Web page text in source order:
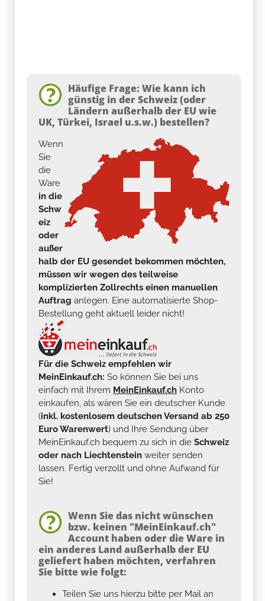
Häufige Frage: Wie kann ich
günstig in der Schweiz (oder
Ländern außerhalb der EU wie
UK, Türkei, Israel u.s.w.) bestellen?
Wenn
Sie
die
Ware
in die
Schw
eiz
oder
außer
halb der EU gesendet bekommen möchten,
müssen wir wegen des teilweise
komplizierten Zollrechts einen manuellen
Auftrag anlegen. Eine automatisierte Shop-
Bestellung geht aktuell leider nicht!
Für die Schweiz empfehlen wir
MeinEinkauf.ch: So können Sie bei uns
einfach mit Ihrem MeinEinkauf.ch Konto
einkaufen, als wären Sie ein deutscher Kunde
(inkl. kostenlosem deutschen Versand ab 250
Euro Warenwert) und Ihre Sendung über
MeinEinkauf.ch bequem zu sich in die Schweiz
oder nach Liechtenstein weiter senden
lassen. Fertig verzollt und ohne Aufwand für
Sie!
Wenn Sie das nicht wünschen
bzw. keinen "MeinEinkauf.ch"
Account haben oder die Ware in
ein anderes Land außerhalb der EU
geliefert haben möchten, verfahren
Sie bitte wie folgt:
Teilen Sie uns hierzu bitte per Mail an